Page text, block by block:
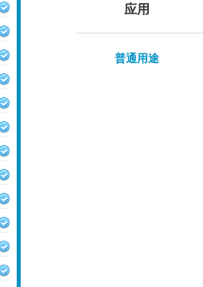
应用
普通用途